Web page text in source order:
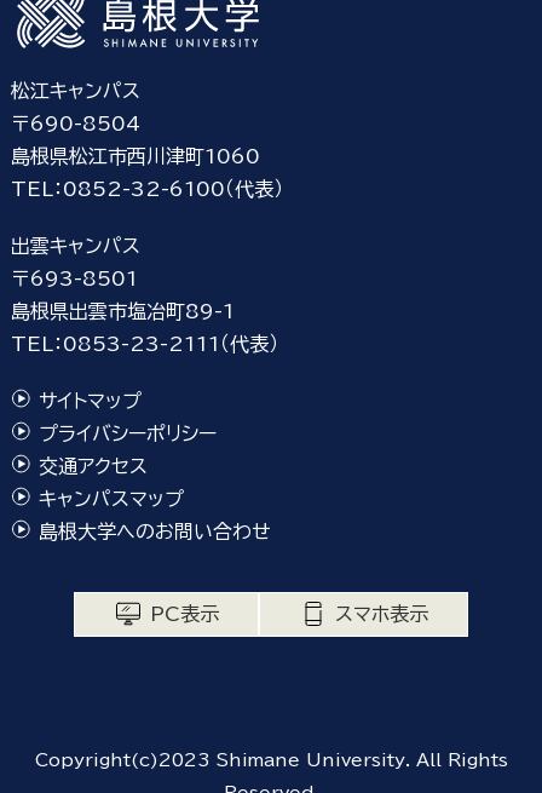
松江キャンパス
〒690-8504
島根県松江市西川津町1060
TEL：0852-32-6100（代表）
出雲キャンパス
〒693-8501
島根県出雲市塩冶町89-1
TEL：0853-23-2111（代表）
サイトマップ
プライバシーポリシー
交通アクセス
キャンパスマップ
島根大学へのお問い合わせ
PC表示 スマホ表示
Copyright(c)2023 Shimane University. All Rights